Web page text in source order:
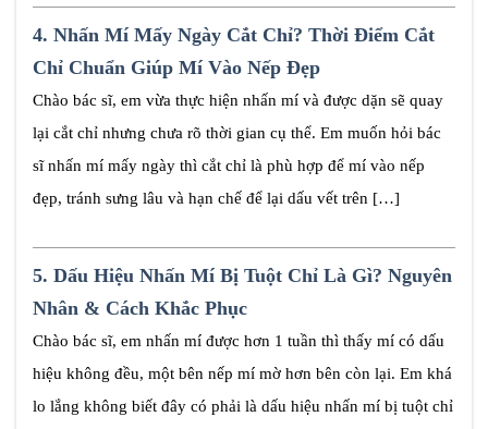
4. Nhấn Mí Mấy Ngày Cắt Chỉ? Thời Điểm Cắt
Chỉ Chuẩn Giúp Mí Vào Nếp Đẹp
Chào bác sĩ, em vừa thực hiện nhấn mí và được dặn sẽ quay
lại cắt chỉ nhưng chưa rõ thời gian cụ thể. Em muốn hỏi bác
sĩ nhấn mí mấy ngày thì cắt chỉ là phù hợp để mí vào nếp
đẹp, tránh sưng lâu và hạn chế để lại dấu vết trên […]
5. Dấu Hiệu Nhấn Mí Bị Tuột Chỉ Là Gì? Nguyên
Nhân & Cách Khắc Phục
Chào bác sĩ, em nhấn mí được hơn 1 tuần thì thấy mí có dấu
hiệu không đều, một bên nếp mí mờ hơn bên còn lại. Em khá
lo lắng không biết đây có phải là dấu hiệu nhấn mí bị tuột chỉ